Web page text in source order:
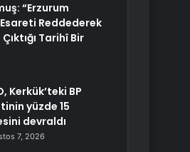
“Erzurum
Reddederek
Tarihî Bir
Kerkük’teki BP
yüzde 15
devraldı
7, 2026